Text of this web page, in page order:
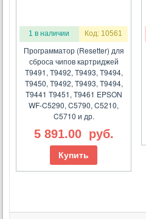
1 в наличии Код: 10561
Программатор (Resetter) для
сброса чипов картриджей
T9491, T9492, T9493, T9494,
T9450, T9492, T9493, T9494,
T9441 T9451, T9461 EPSON
WF-C5290, C5790, C5210,
C5710 и др.
5 891.00 руб.
Купить